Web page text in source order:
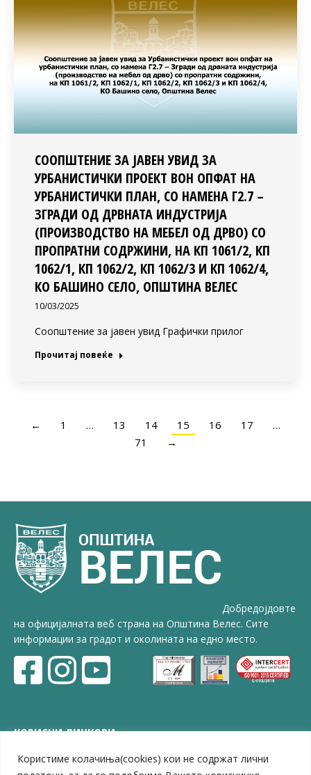
Користиме колачиња(cookies) кои не содржат лични
СООПШТЕНИЕ ЗА ЈАВЕН УВИД ЗА
УРБАНИСТИЧКИ ПРОЕКТ ВОН ОПФАТ НА
УРБАНИСТИЧКИ ПЛАН, СО НАМЕНА Г2.7 –
ЗГРАДИ ОД ДРВНАТА ИНДУСТРИЈА
(ПРОИЗВОДСТВО НА МЕБЕЛ ОД ДРВО) СО
ПРОПРАТНИ СОДРЖИНИ, НА КП 1061/2, КП
1062/1, КП 1062/2, КП 1062/3 И КП 1062/4,
КО БАШИНО СЕЛО, ОПШТИНА ВЕЛЕС
10/03/2025
Соопштение за јавен увид Графички прилог
Прочитај повеќе
← 1 … 13 14 15 16 17
…
71
→
Добредојдовте
на официјалната веб страна на Општина Велес. Сите
информации за градот и околината на едно место.
КОРИСНИ ЛИНКОВИ
ЗЕЛС – Заедница на единиците на локална самоуправа